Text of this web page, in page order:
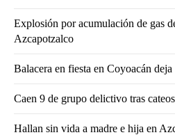
Explosión por acumulación de gas
Azcapotzalco
Balacera en fiesta en Coyoacán
Caen 9 de grupo delictivo tras
Hallan sin vida a madre e hija en